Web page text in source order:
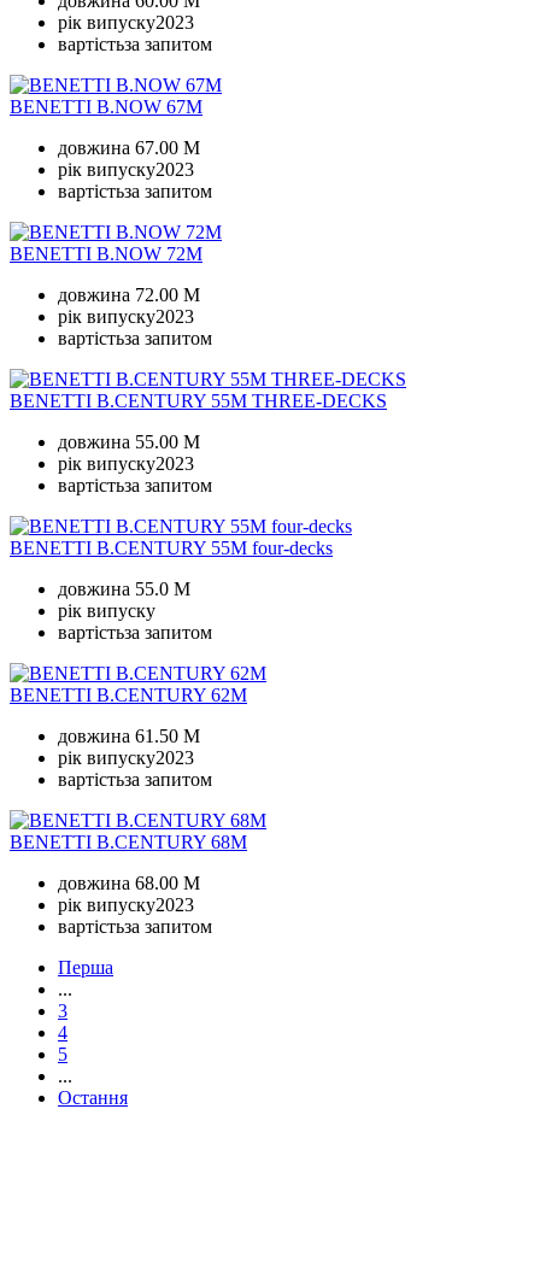
рік випуску2023
вартістьза запитом
BENETTI B.NOW 67M
довжина 67.00 M
рік випуску2023
вартістьза запитом
BENETTI B.NOW 72M
довжина 72.00 M
рік випуску2023
вартістьза запитом
BENETTI B.CENTURY 55M THREE-DECKS
довжина 55.00 M
рік випуску2023
вартістьза запитом
BENETTI B.CENTURY 55M four-decks
довжина 55.0 M
рік випуску
вартістьза запитом
BENETTI B.CENTURY 62M
довжина 61.50 M
рік випуску2023
вартістьза запитом
BENETTI B.CENTURY 68M
довжина 68.00 M
рік випуску2023
вартістьза запитом
Перша
...
3
4
5
...
Остання